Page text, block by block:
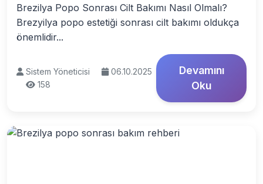
Brezilya Popo Sonrası Cilt Bakımı Nasıl Olmalı?
Brezyilya popo estetiği sonrası cilt bakımı oldukça
önemlidir...
Sistem Yöneticisi
06.10.2025
158
Devamını
Oku